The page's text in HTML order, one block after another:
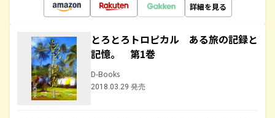
詳細を見る
とろとろトロピカル ある旅の記録と
記憶。 第1巻
D-Books
2018.03.29 発売